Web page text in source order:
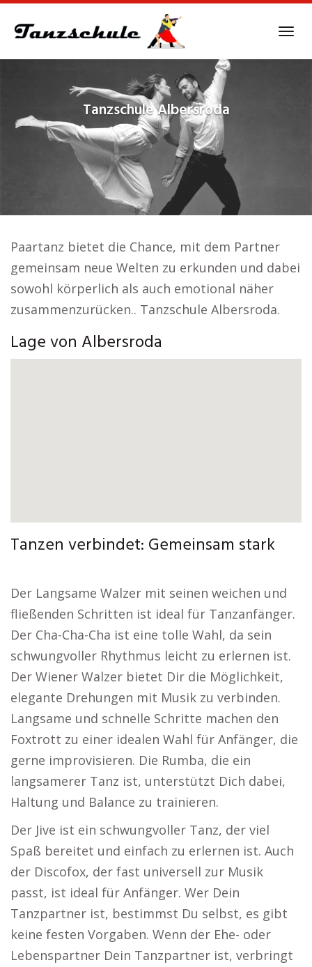
TanzschuleAlbersroda
Paartanz bietet die Chance, mit dem Partner
gemeinsam neue Welten zu erkunden und dabei
sowohl körperlich als auch emotional näher
zusammenzurücken.. Tanzschule Albersroda.
Lage von Albersroda
Tanzen verbindet: Gemeinsam stark
Der Langsame Walzer mit seinen weichen und
fließenden Schritten ist ideal für Tanzanfänger.
Der Cha-Cha-Cha ist eine tolle Wahl, da sein
schwungvoller Rhythmus leicht zu erlernen ist.
Der Wiener Walzer bietet Dir die Möglichkeit,
elegante Drehungen mit Musik zu verbinden.
Langsame und schnelle Schritte machen den
Foxtrott zu einer idealen Wahl für Anfänger, die
gerne improvisieren. Die Rumba, die ein
langsamerer Tanz ist, unterstützt Dich dabei,
Haltung und Balance zu trainieren.
Der Jive ist ein schwungvoller Tanz, der viel
Spaß bereitet und einfach zu erlernen ist. Auch
der Discofox, der fast universell zur Musik
passt, ist ideal für Anfänger. Wer Dein
Tanzpartner ist, bestimmst Du selbst, es gibt
keine festen Vorgaben. Wenn der Ehe- oder
Lebenspartner Dein Tanzpartner ist, verbringt